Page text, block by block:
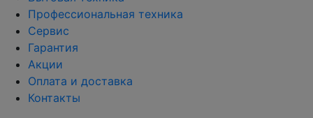
Профессиональная техника
Сервис
Гарантия
Акции
Оплата и доставка
Контакты